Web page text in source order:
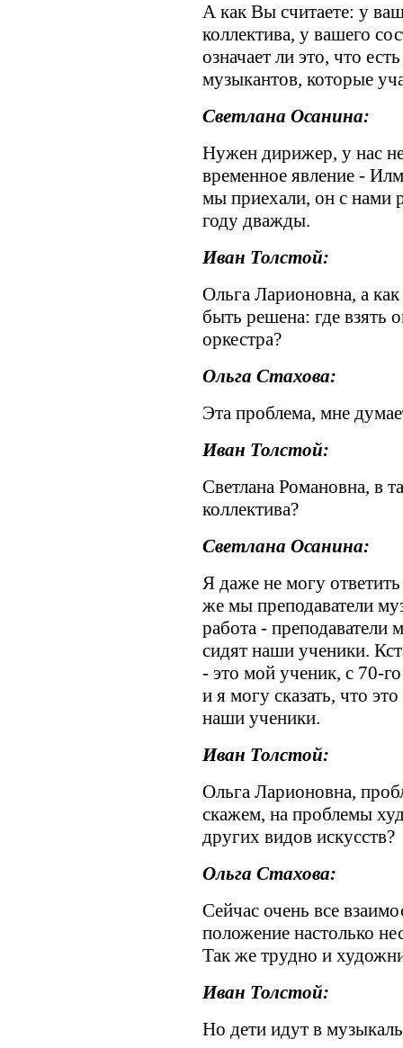
А как Вы считаете: у
коллектива, у вашего
означает ли это, что
музыкантов, которые
Светлана Осанина:
Нужен дирижер, у нас
временное явление -
мы приехали, он с нами
году дважды.
Иван Толстой:
Ольга Ларионовна, а
быть решена: где взять
оркестра?
Ольга Стахова:
Эта проблема, мне
Иван Толстой:
Светлана Романовна, в
коллектива?
Светлана Осанина:
Я даже не могу
же мы преподаватели
работа - преподаватели
сидят наши ученики.
- это мой ученик, с 70-
и я могу сказать, что
наши ученики.
Иван Толстой:
Ольга Ларионовна,
скажем, на проблемы
других видов искусств?
Ольга Стахова:
Сейчас очень все
положение настолько
Так же трудно и
Иван Толстой:
Но дети идут в